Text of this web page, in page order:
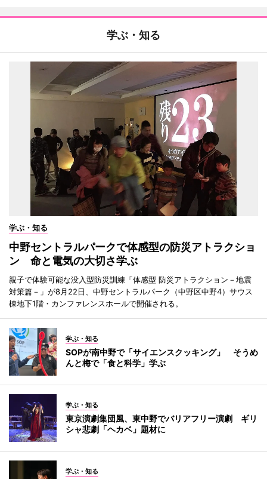
学ぶ・知る
学ぶ・知る
中野セントラルパークで体感型の防災アトラクショ
ン 命と電気の大切さ学ぶ
親子で体験可能な没入型防災訓練「体感型 防災アトラクション－地震
対策篇－」が8月22日、中野セントラルパーク（中野区中野4）サウス
棟地下1階・カンファレンスホールで開催される。
学ぶ・知る
SOPが南中野で「サイエンスクッキング」 そうめ
んと梅で「食と科学」学ぶ
学ぶ・知る
東京演劇集団風、東中野でバリアフリー演劇 ギリ
シャ悲劇「ヘカベ」題材に
学ぶ・知る